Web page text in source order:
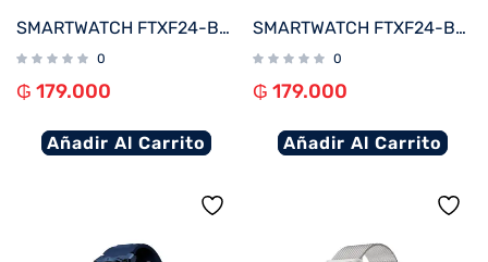
SMARTWATCH FTXF24-BW 50MM NEGRO/GRIS 20MM ANDROID/IOS/BT/FREC. CARD
0
₲ 179.000
Añadir Al Carrito
SMARTWATCH FTXF24-BB 50MM NEGRO ANDROID/IOS/BT/FREC. CARD
0
₲ 179.000
Añadir Al Carrito